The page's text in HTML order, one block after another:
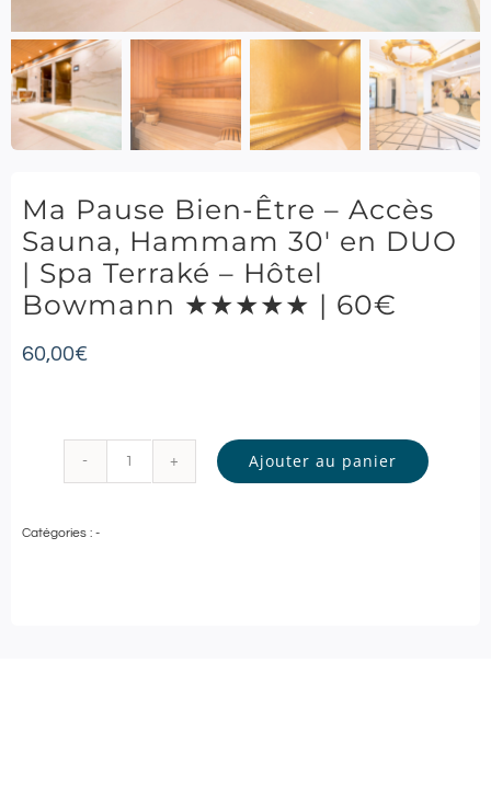
Ma Pause Bien-Être – Accès
Sauna, Hammam 30′ en DUO
| Spa Terraké – Hôtel
Bowmann ★★★★★ | 60€
60,00€
Ajouter au panier
Catégories : -